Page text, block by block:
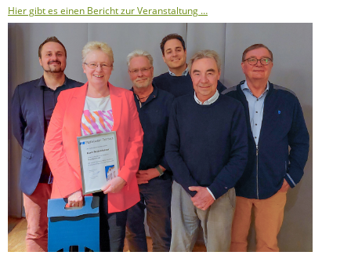
Hier gibt es einen Bericht zur Veranstaltung …